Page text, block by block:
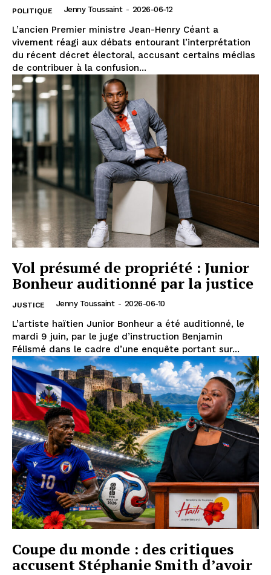
POLITIQUE Jenny Toussaint - 2026-06-12
L’ancien Premier ministre Jean-Henry Céant a
vivement réagi aux débats entourant l’interprétation
du récent décret électoral, accusant certains médias
de contribuer à la confusion...
Vol présumé de propriété : Junior
Bonheur auditionné par la justice
JUSTICE Jenny Toussaint - 2026-06-10
L’artiste haïtien Junior Bonheur a été auditionné, le
mardi 9 juin, par le juge d’instruction Benjamin
Félismé dans le cadre d’une enquête portant sur...
Coupe du monde : des critiques
accusent Stéphanie Smith d’avoir